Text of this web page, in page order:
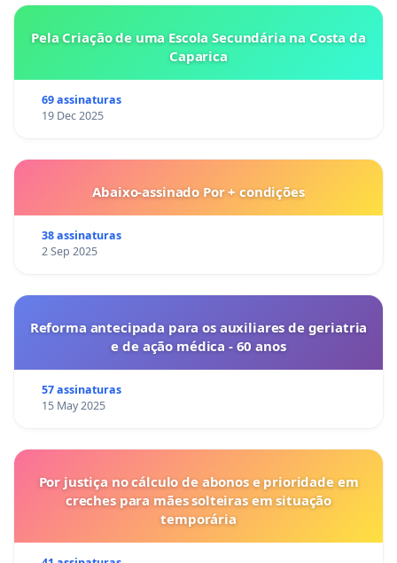
Pela Criação de uma Escola Secundária na Costa da
Caparica
69 assinaturas
19 Dec 2025
Abaixo-assinado Por + condições
38 assinaturas
2 Sep 2025
Reforma antecipada para os auxiliares de geriatria
e de ação médica - 60 anos
57 assinaturas
15 May 2025
Por justiça no cálculo de abonos e prioridade em
creches para mães solteiras em situação
temporária